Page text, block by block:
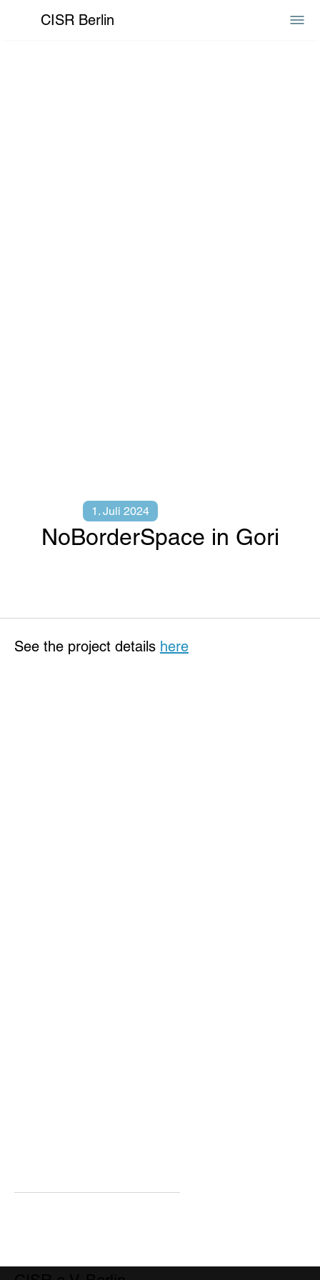
CISR Berlin
See the project details here
1. Juli 2024
NoBorderSpace in Gori